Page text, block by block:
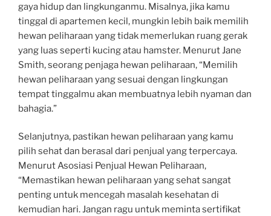
gaya hidup dan lingkunganmu. Misalnya, jika kamu
tinggal di apartemen kecil, mungkin lebih baik memilih
hewan peliharaan yang tidak memerlukan ruang gerak
yang luas seperti kucing atau hamster. Menurut Jane
Smith, seorang penjaga hewan peliharaan, “Memilih
hewan peliharaan yang sesuai dengan lingkungan
tempat tinggalmu akan membuatnya lebih nyaman dan
bahagia.”
Selanjutnya, pastikan hewan peliharaan yang kamu
pilih sehat dan berasal dari penjual yang terpercaya.
Menurut Asosiasi Penjual Hewan Peliharaan,
“Memastikan hewan peliharaan yang sehat sangat
penting untuk mencegah masalah kesehatan di
kemudian hari. Jangan ragu untuk meminta sertifikat